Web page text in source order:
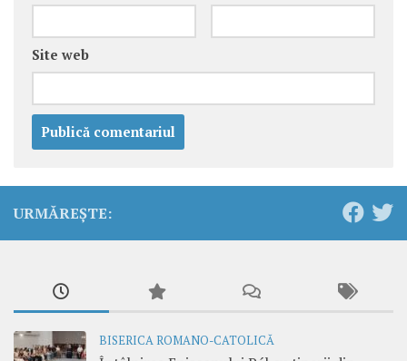
Site web
URMĂREȘTE:
BISERICA ROMANO-CATOLICĂ